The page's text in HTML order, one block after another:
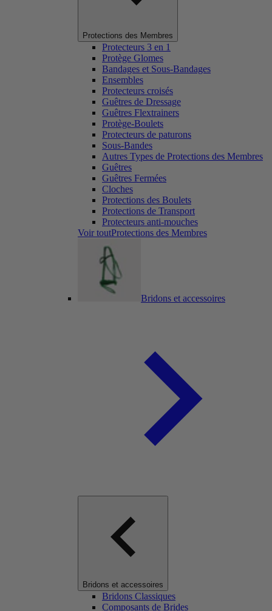
Protections des Membres
Protecteurs 3 en 1
Protège Glomes
Bandages et Sous-Bandages
Ensembles
Protecteurs croisés
Guêtres de Dressage
Guêtres Flextrainers
Protège-Boulets
Protecteurs de paturons
Sous-Bandes
Autres Types de Protections des Membres
Guêtres
Guêtres Fermées
Cloches
Protections des Boulets
Protections de Transport
Protecteurs anti-mouches
Voir toutProtections des Membres
Bridons et accessoires
Bridons et accessoires
Bridons Classiques
Composants de Brides